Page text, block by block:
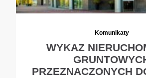
Komunikaty
WYKAZ
PRZEZNACZONYCH